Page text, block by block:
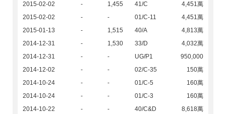
2015-02-02
- 1,455 41/C
4,451萬
2015-02-02
- - 01/C-11
4,451萬
2015-01-13
- 1,515 40/A
4,813萬
2014-12-31
- 1,530 33/D
4,032萬
2014-12-31
- - UG/P1
950,000
2014-12-02
- - 02/C-35
150萬
2014-10-24
- - 01/C-5
160萬
2014-10-24
- - 01/C-3
160萬
2014-10-22
- - 40/C&D
8,618萬